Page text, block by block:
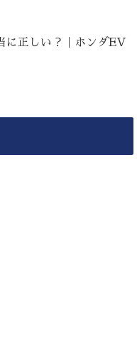
正しい？｜ホンダEV